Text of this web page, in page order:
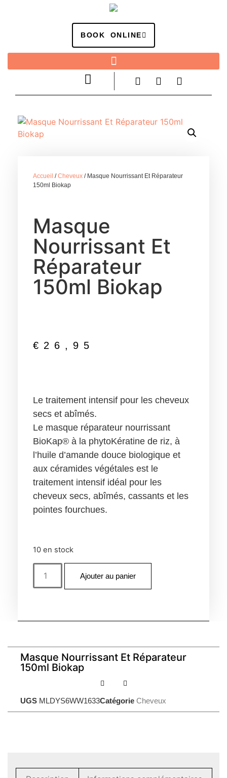
BOOK ONLINE
Accueil /Cheveux / Masque Nourrissant Et Réparateur
150ml Biokap
Masque
Nourrissant Et
Réparateur
150ml Biokap
€ 26,95
Le traitement intensif pour les cheveux
secs et abîmés.
Le masque réparateur nourrissant
BioKap® à la phytoKératine de riz, à
l’huile d’amande douce biologique et
aux céramides végétales est le
traitement intensif idéal pour les
cheveux secs, abîmés, cassants et les
pointes fourchues.
10 en stock
Ajouter au panier
Masque Nourrissant Et Réparateur
150ml Biokap
UGS MLDYS6WW1633Catégorie Cheveux